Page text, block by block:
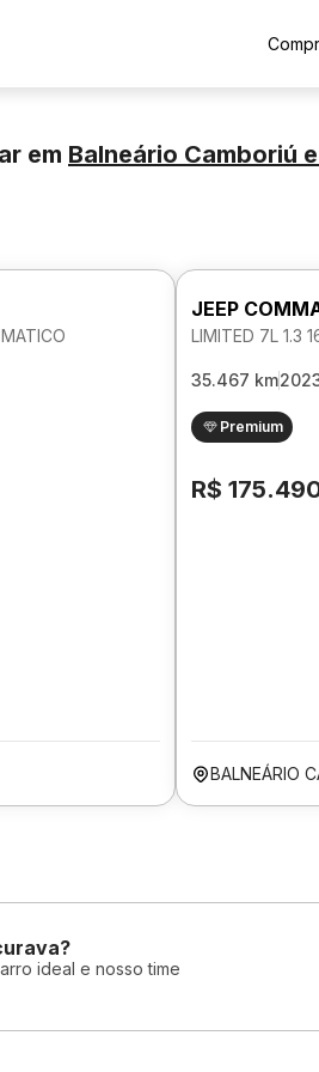
em Balneário Camboriú
JEEP
LIMITED 7L 1.3
35.467 km
Premium
R$
BALNEÁRIO
ideal e nosso time